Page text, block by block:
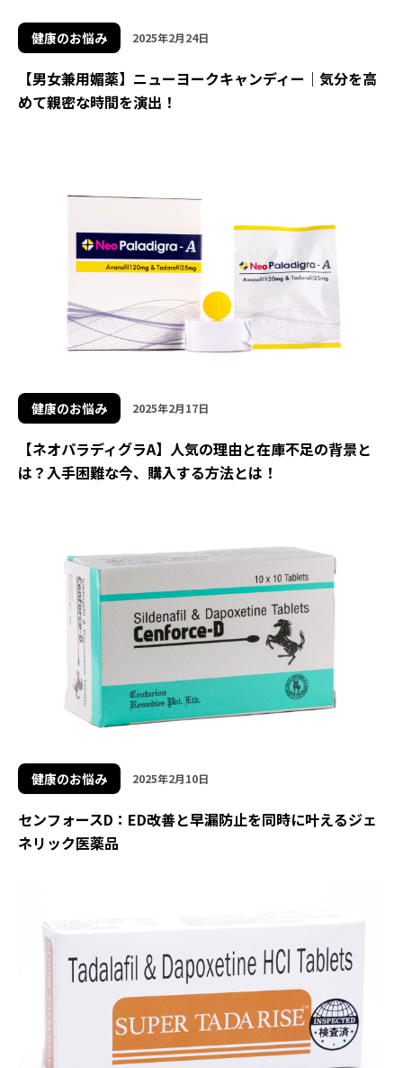
健康のお悩み 2025年2月24日
【男女兼用媚薬】ニューヨークキャンディー｜気分を高
めて親密な時間を演出！
健康のお悩み 2025年2月17日
【ネオパラディグラA】人気の理由と在庫不足の背景と
は？入手困難な今、購入する方法とは！
健康のお悩み 2025年2月10日
センフォースD：ED改善と早漏防止を同時に叶えるジェ
ネリック医薬品